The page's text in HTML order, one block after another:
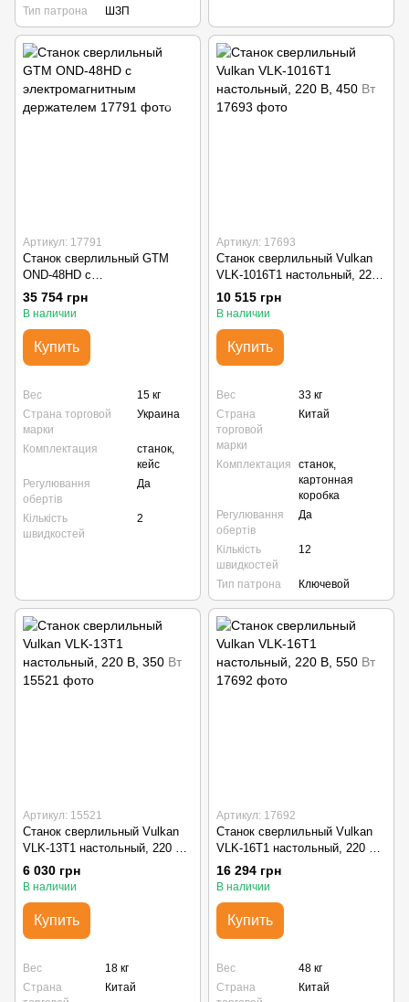
Тип патрона ШЗП
Артикул: 17791
Станок сверлильный GTM
OND-48HD с
электромагнитным
держателем
35 754 грн
В наличии
Купить
Вес
15 кг
Страна торговой
марки
Украина
Комплектация
станок,
кейс
Регулювання
обертів
Да
Кількість
швидкостей
2
Артикул: 17693
Станок сверлильный Vulkan
VLK-1016T1 настольный, 220
В, 450 Вт
10 515 грн
В наличии
Купить
Вес
33 кг
Страна
торговой
марки
Китай
Комплектация
станок,
картонная
коробка
Регулювання
обертів
Да
Кількість
швидкостей
12
Тип патрона Ключевой
Артикул: 15521
Станок сверлильный Vulkan
VLK-13T1 настольный, 220 В,
350 Вт
6 030 грн
В наличии
Купить
Вес
18 кг
Страна
Китай
Артикул: 17692
Станок сверлильный Vulkan
VLK-16T1 настольный, 220 В,
550 Вт
16 294 грн
В наличии
Купить
Вес
48 кг
Страна
Китай